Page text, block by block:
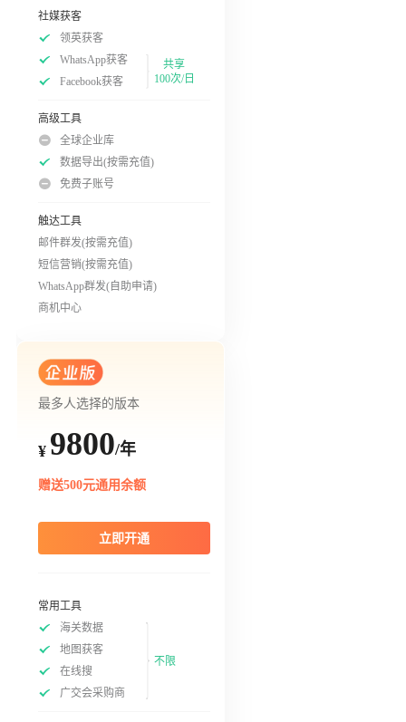
社媒获客
领英获客
WhatsApp获客
Facebook获客
共享
100次/日
高级工具
全球企业库
数据导出(按需充值)
免费子账号
触达工具
邮件群发(按需充值)
短信营销(按需充值)
WhatsApp群发(自助申请)
商机中心
最多人选择的版本
¥ 9800/年
赠送500元通用余额
立即开通
常用工具
海关数据
地图获客
在线搜
广交会采购商
不限